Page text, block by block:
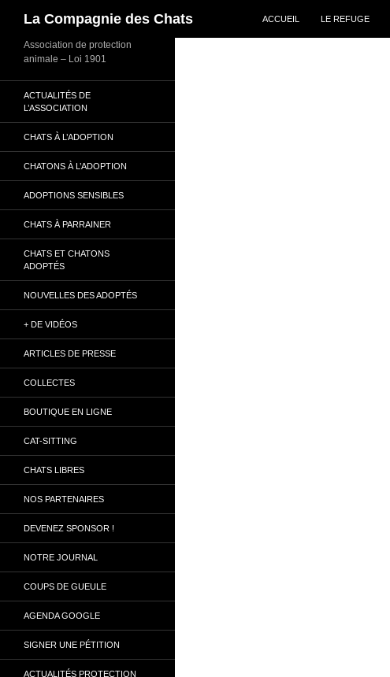
La Compagnie des Chats
ACCUEIL
LE REFUGE
Association de protection
animale – Loi 1901
ACTUALITÉS DE
L’ASSOCIATION
CHATS À L’ADOPTION
CHATONS À L’ADOPTION
ADOPTIONS SENSIBLES
CHATS À PARRAINER
CHATS ET CHATONS
ADOPTÉS
NOUVELLES DES ADOPTÉS
+ DE VIDÉOS
ARTICLES DE PRESSE
COLLECTES
BOUTIQUE EN LIGNE
CAT-SITTING
CHATS LIBRES
NOS PARTENAIRES
DEVENEZ SPONSOR !
NOTRE JOURNAL
COUPS DE GUEULE
AGENDA GOOGLE
SIGNER UNE PÉTITION
ACTUALITÉS PROTECTION